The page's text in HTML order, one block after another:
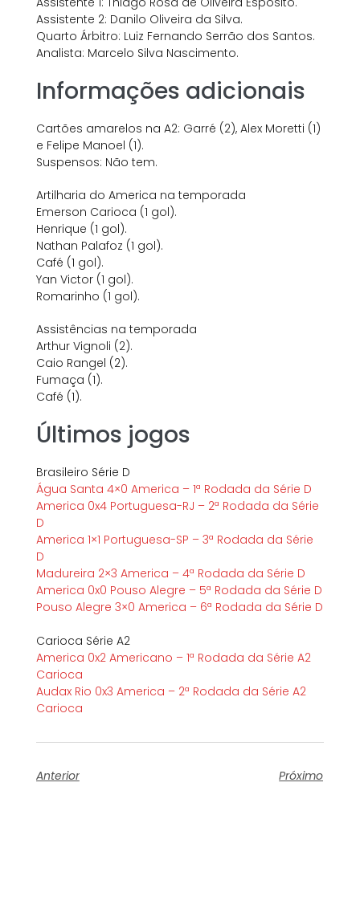
Assistente 2: Danilo Oliveira da Silva.
Quarto Árbitro: Luiz Fernando Serrão dos Santos.
Analista: Marcelo Silva Nascimento.
Informações adicionais
Cartões amarelos na A2: Garré (2), Alex Moretti (1)
e Felipe Manoel (1).
Suspensos: Não tem.
Artilharia do America na temporada
Emerson Carioca (1 gol).
Henrique (1 gol).
Nathan Palafoz (1 gol).
Café (1 gol).
Yan Victor (1 gol).
Romarinho (1 gol).
Assistências na temporada
Arthur Vignoli (2).
Caio Rangel (2).
Fumaça (1).
Café (1).
Últimos jogos
Brasileiro Série D
Água Santa 4×0 America – 1ª Rodada da Série D
America 0x4 Portuguesa-RJ – 2ª Rodada da Série
D
America 1×1 Portuguesa-SP – 3ª Rodada da Série
D
Madureira 2×3 America – 4ª Rodada da Série D
America 0x0 Pouso Alegre – 5ª Rodada da Série D
Pouso Alegre 3×0 America – 6ª Rodada da Série D
Carioca Série A2
America 0x2 Americano – 1ª Rodada da Série A2
Carioca
Audax Rio 0x3 America – 2ª Rodada da Série A2
Carioca
Anterior Próximo